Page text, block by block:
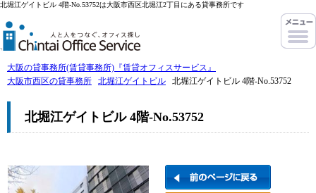
北堀江ゲイトビル 4階-No.53752は大阪市西区北堀江2丁目にある貸事務所です
大阪の貸事務所(賃貸事務所)『賃貸オフィスサービス』
大阪市西区の貸事務所
北堀江ゲイトビル 北堀江ゲイトビル 4階-No.53752
北堀江ゲイトビル 4階-No.53752